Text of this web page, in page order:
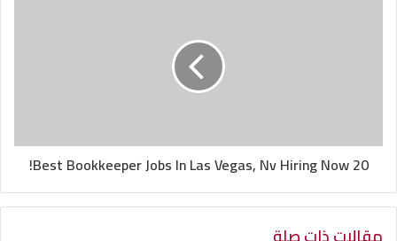
20 Best Bookkeeper Jobs In Las Vegas, Nv Hiring Now!